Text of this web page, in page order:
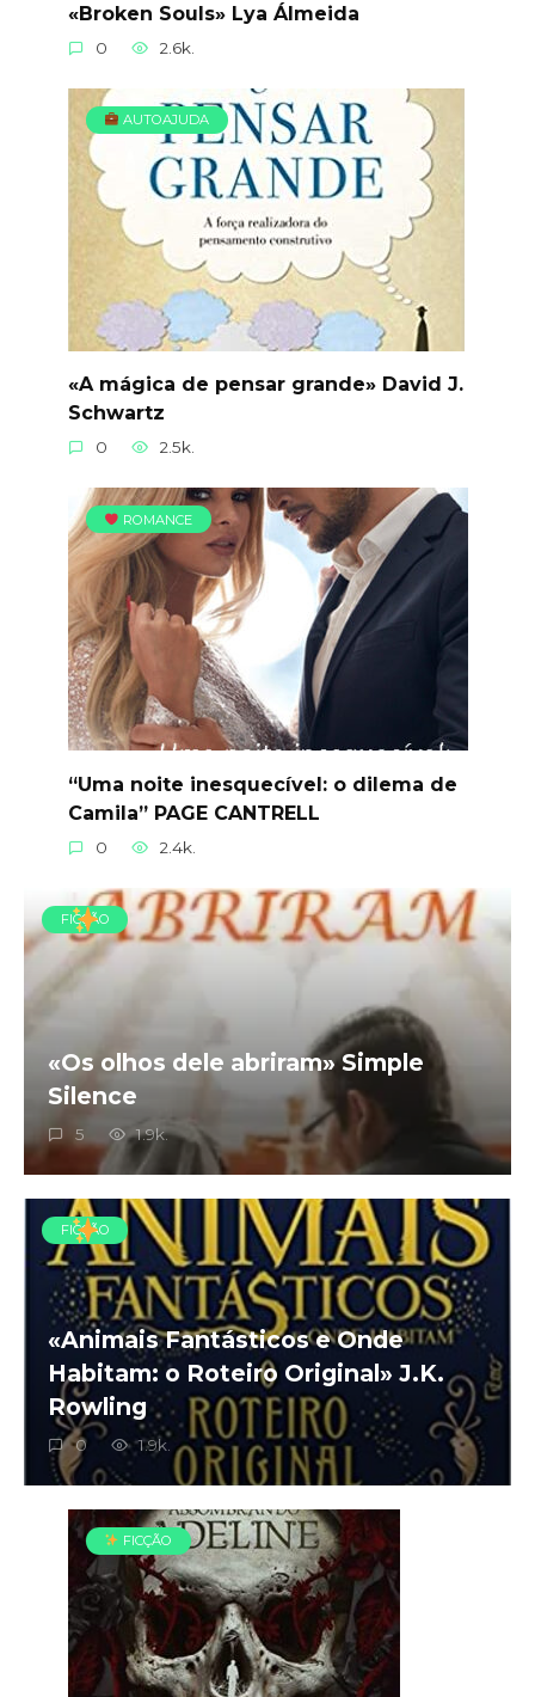
«Broken Souls» Lya Álmeida
0 2.6k.
AUTOAJUDA
«A mágica de pensar grande» David J.
Schwartz
0 2.5k.
ROMANCE
“Uma noite inesquecível: o dilema de
Camila” PAGE CANTRELL
0 2.4k.
FICÇÃO
«Os olhos dele abriram» Simple
Silence
5 1.9k.
FICÇÃO
«Animais Fantásticos e Onde
Habitam: o Roteiro Original» J.K.
Rowling
0 1.9k.
FICÇÃO